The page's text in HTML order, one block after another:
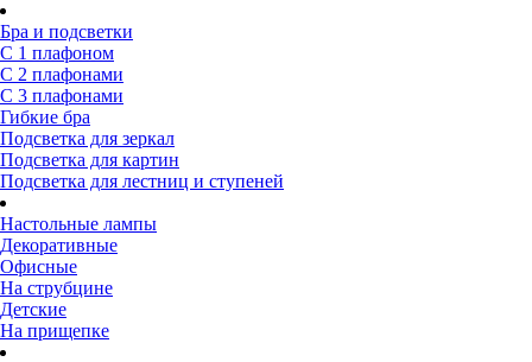
Бра и подсветки
С 1 плафоном
С 2 плафонами
С 3 плафонами
Гибкие бра
Подсветка для зеркал
Подсветка для картин
Подсветка для лестниц и ступеней
Настольные лампы
Декоративные
Офисные
На струбцине
Детские
На прищепке